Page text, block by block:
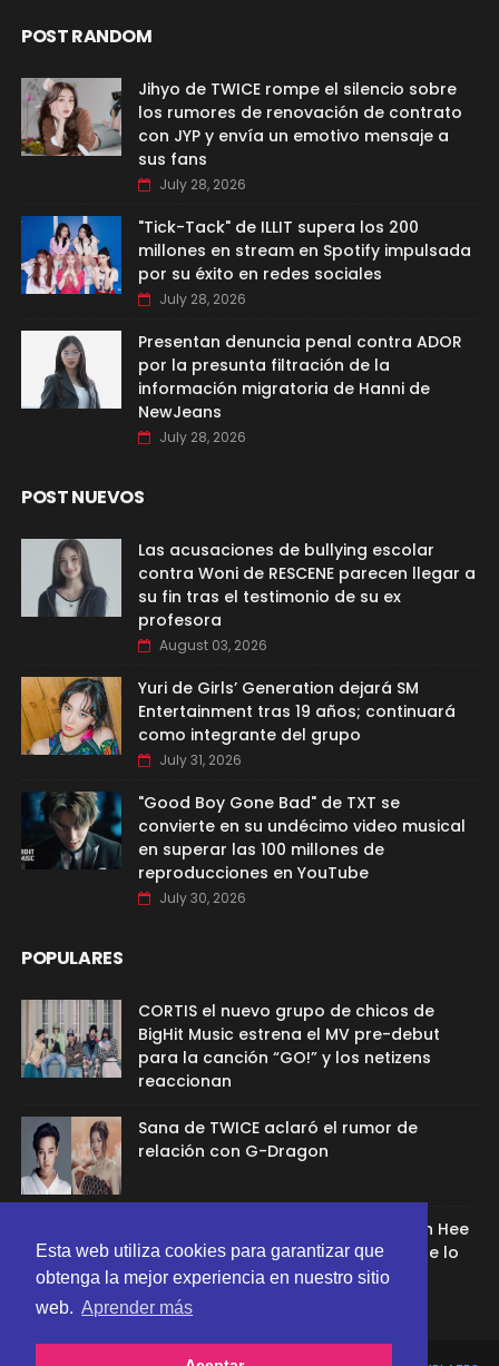
Esta web utiliza cookies para garantizar que
obtenga la mejor experiencia en nuestro sitio
web. Aprender más
POST RANDOM
Jihyo de TWICE rompe el silencio sobre
los rumores de renovación de contrato
con JYP y envía un emotivo mensaje a
sus fans
July 28, 2026
"Tick-Tack" de ILLIT supera los 200
millones en stream en Spotify impulsada
por su éxito en redes sociales
July 28, 2026
Presentan denuncia penal contra ADOR
por la presunta filtración de la
información migratoria de Hanni de
NewJeans
July 28, 2026
POST NUEVOS
Las acusaciones de bullying escolar
contra Woni de RESCENE parecen llegar a
su fin tras el testimonio de su ex
profesora
August 03, 2026
Yuri de Girls’ Generation dejará SM
Entertainment tras 19 años; continuará
como integrante del grupo
July 31, 2026
"Good Boy Gone Bad" de TXT se
convierte en su undécimo video musical
en superar las 100 millones de
reproducciones en YouTube
July 30, 2026
POPULARES
CORTIS el nuevo grupo de chicos de
BigHit Music estrena el MV pre-debut
para la canción “GO!” y los netizens
reaccionan
Sana de TWICE aclaró el rumor de
relación con G-Dragon
Ex aprendíz de ADOR afirmó que Min Hee
Jin la despidió porque su chamán se lo
recomendó